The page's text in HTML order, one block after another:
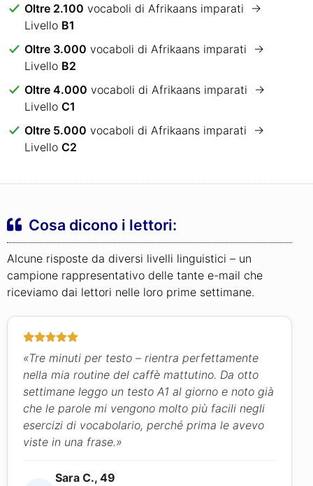
Oltre 2.100 vocaboli di Afrikaans imparati →
Livello B1
Oltre 3.000 vocaboli di Afrikaans imparati →
Livello B2
Oltre 4.000 vocaboli di Afrikaans imparati →
Livello C1
Oltre 5.000 vocaboli di Afrikaans imparati →
Livello C2
Cosa dicono i lettori:
Alcune risposte da diversi livelli linguistici – un
campione rappresentativo delle tante e-mail che
riceviamo dai lettori nelle loro prime settimane.
«Tre minuti per testo – rientra perfettamente
nella mia routine del caffè mattutino. Da otto
settimane leggo un testo A1 al giorno e noto già
che le parole mi vengono molto più facili negli
esercizi di vocabolario, perché prima le avevo
viste in una frase.»
Sara C., 49